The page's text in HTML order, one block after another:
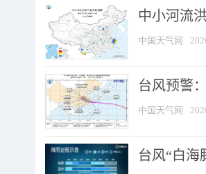
中小河流
中国天气网
台风预警
中国天气网
台风“白海